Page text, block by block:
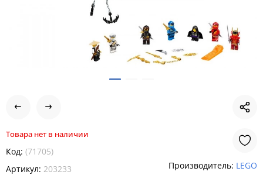
Товара нет в наличии
Код: (71705)
Артикул: 203233 Производитель: LEGO